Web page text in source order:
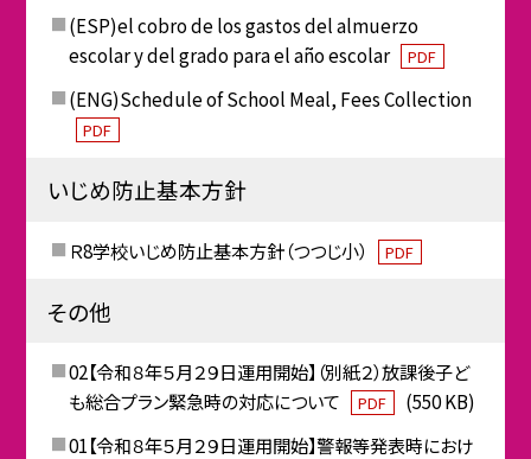
(ESP)el cobro de los gastos del almuerzo
escolar y del grado para el año escolar
PDF
(ENG)Schedule of School Meal, Fees Collection
PDF
いじめ防止基本方針
Ｒ8学校いじめ防止基本方針（つつじ小） PDF
その他
02【令和８年５月２９日運用開始】（別紙２）放課後子ど
も総合プラン緊急時の対応について
PDF
(550 KB)
01【令和８年５月２９日運用開始】警報等発表時におけ